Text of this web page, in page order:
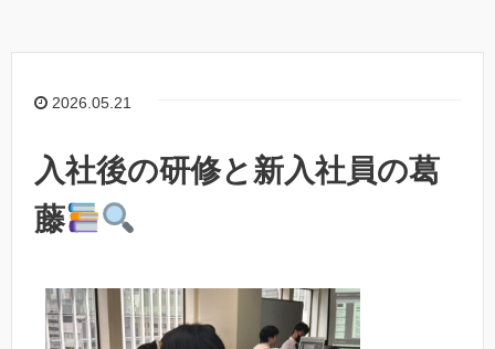
2026.05.21
入社後の研修と新入社員の葛
藤